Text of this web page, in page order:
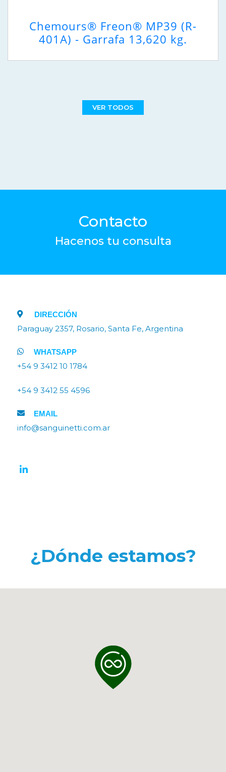
Chemours® Freon® MP39 (R-
401A) - Garrafa 13,620 kg.
VER TODOS
Contacto
Hacenos tu consulta
DIRECCIÓN
Paraguay 2357, Rosario, Santa Fe, Argentina
WHATSAPP
+54 9 3412 10 1784
+54 9 3412 55 4596
EMAIL
info@sanguinetti.com.ar
¿Dónde estamos?